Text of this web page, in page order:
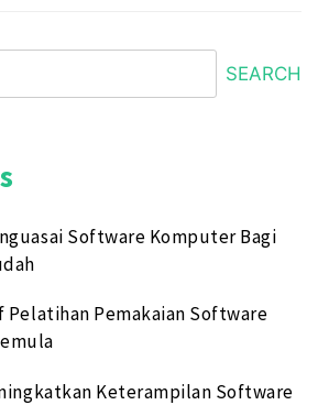
Software Komputer Bagi
Pelatihan Pemakaian Software
Keterampilan Software